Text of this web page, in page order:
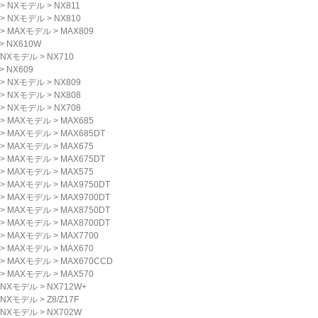
> NXモデル > NX811
> NXモデル > NX810
> MAXモデル > MAX809
> NX610W
NXモデル > NX710
> NX609
> NXモデル > NX809
> NXモデル > NX808
> NXモデル > NX708
> MAXモデル > MAX685
> MAXモデル > MAX685DT
> MAXモデル > MAX675
> MAXモデル > MAX675DT
> MAXモデル > MAX575
> MAXモデル > MAX9750DT
> MAXモデル > MAX9700DT
> MAXモデル > MAX8750DT
> MAXモデル > MAX8700DT
> MAXモデル > MAX7700
> MAXモデル > MAX670
> MAXモデル > MAX670CCD
> MAXモデル > MAX570
NXモデル > NX712W+
NXモデル > Z8/Z17F
NXモデル > NX702W